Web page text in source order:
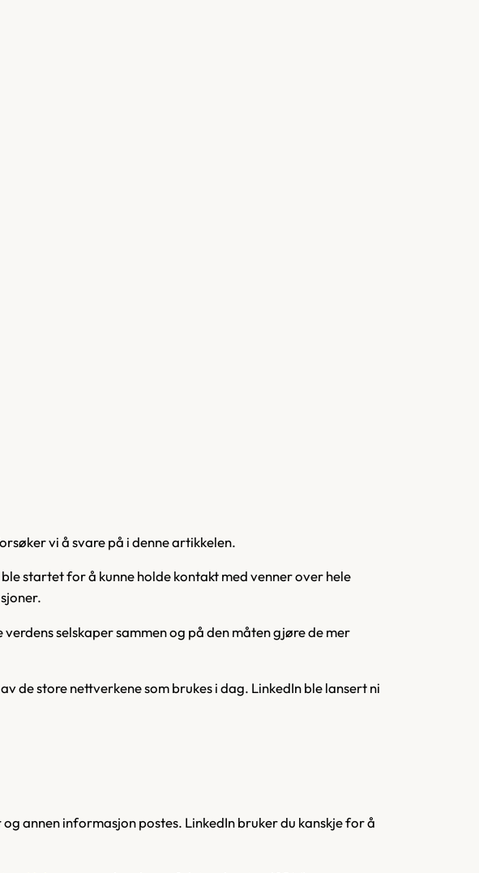
vi å svare på i denne artikkelen.
startet for å kunne holde kontakt med venner over hele
selskaper sammen og på den måten gjøre de mer
de store nettverkene som brukes i dag. LinkedIn ble lansert ni
annen informasjon postes. LinkedIn bruker du kanskje for å